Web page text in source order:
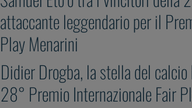
attaccante leggendario per il
Play Menarini
Didier Drogba, la stella del
28° Premio Internazionale Fair